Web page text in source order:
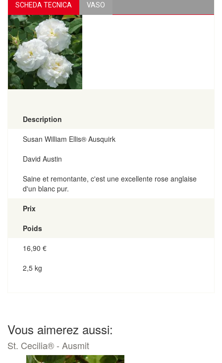
SCHEDA TECNICA VASO
Description
Susan William Ellis® Ausquirk
David Austin
Saine et remontante, c'est une excellente rose anglaise
d'un blanc pur.
Prix
Poids
16,90 €
2,5 kg
Vous aimerez aussi:
St. Cecilia® - Ausmit